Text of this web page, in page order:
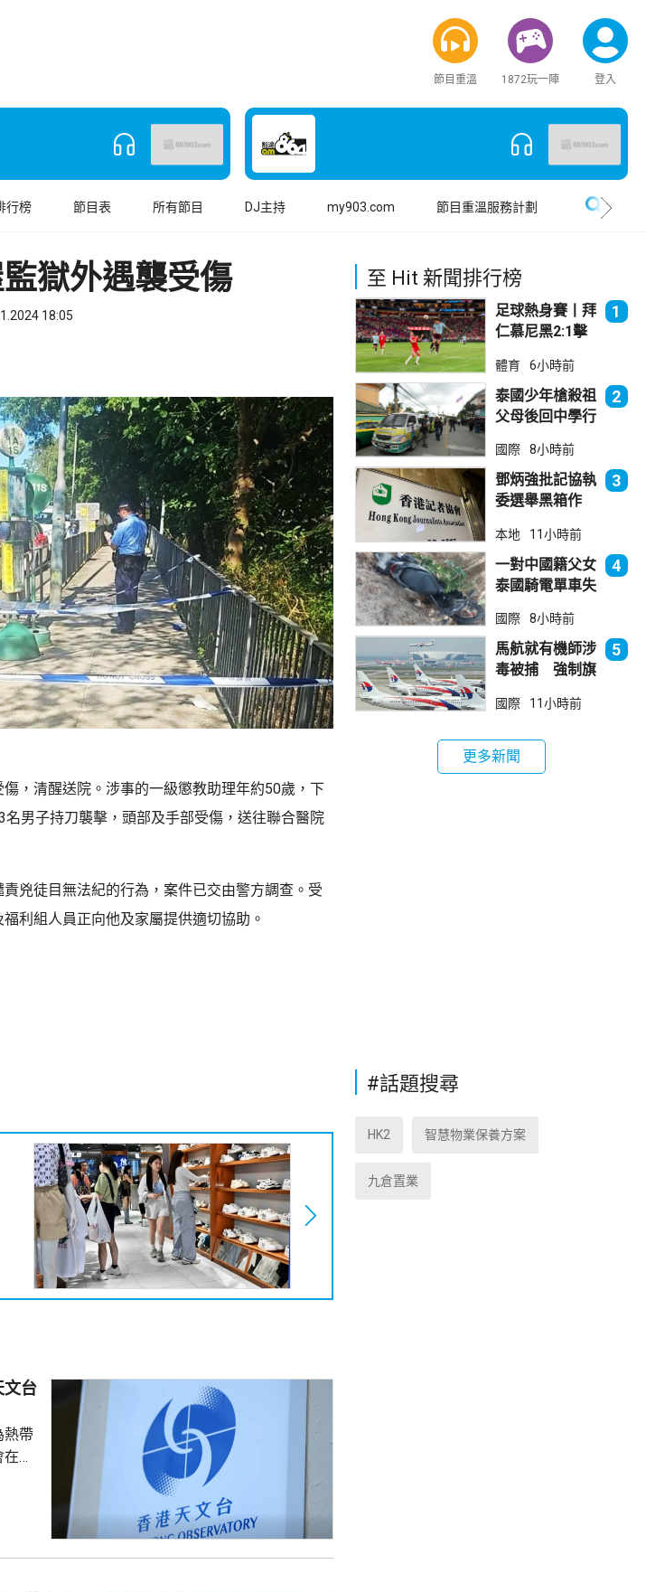
節目重溫 1872玩一陣 登入
行榜 節目表 所有節目 DJ主持 my903.com 節目重溫服務計劃
獄外遇襲受傷
18:05
，清醒送院。涉事的一級懲教助理年約50歲，下
男子持刀襲擊，頭部及手部受傷，送往聯合醫院
兇徒目無法紀的行為，案件已交由警方調查。受
利組人員正向他及家屬提供適切協助。
台
熱帶
今
號
至 Hit 新聞排行榜
足球熱身賽丨拜
仁慕尼黑2:1擊
1
體育 6小時前
泰國少年槍殺祖
父母後回中學行
死23傷
2
國際 8小時前
鄧炳強批記協執
委選舉黑箱作
國安一定「釘死
你」
3
本地 11小時前
一對中國籍父女
泰國騎電單車失
傷
4
國際 8小時前
馬航就有機師涉
毒被捕 強制旗
毒品檢測
5
國際 11小時前
更多新聞
#話題搜尋
HK2 智慧物業保養方案
九倉置業